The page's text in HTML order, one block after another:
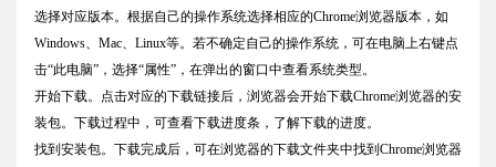
选择对应版本。根据自己的操作系统选择相应的Chrome浏览器版本，如
Windows、Mac、Linux等。若不确定自己的操作系统，可在电脑上右键点
击“此电脑”，选择“属性”，在弹出的窗口中查看系统类型。
开始下载。点击对应的下载链接后，浏览器会开始下载Chrome浏览器的安
装包。下载过程中，可查看下载进度条，了解下载的进度。
找到安装包。下载完成后，可在浏览器的下载文件夹中找到Chrome浏览器